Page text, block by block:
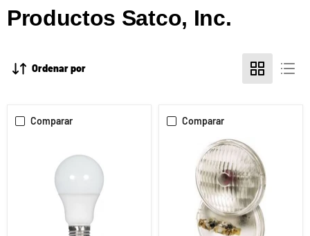
Productos Satco, Inc.
Ordenar por
Comparar Comparar